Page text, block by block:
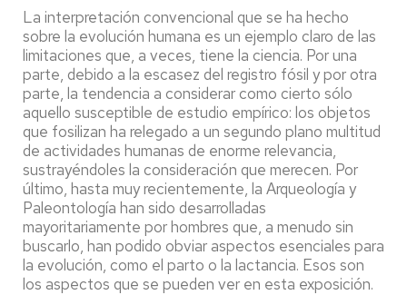
La interpretación convencional que se ha hecho
sobre la evolución humana es un ejemplo claro de las
limitaciones que, a veces, tiene la ciencia. Por una
parte, debido a la escasez del registro fósil y por otra
parte, la tendencia a considerar como cierto sólo
aquello susceptible de estudio empírico: los objetos
que fosilizan ha relegado a un segundo plano multitud
de actividades humanas de enorme relevancia,
sustrayéndoles la consideración que merecen. Por
último, hasta muy recientemente, la Arqueología y
Paleontología han sido desarrolladas
mayoritariamente por hombres que, a menudo sin
buscarlo, han podido obviar aspectos esenciales para
la evolución, como el parto o la lactancia. Esos son
los aspectos que se pueden ver en esta exposición.